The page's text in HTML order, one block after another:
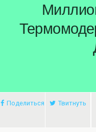
Поделиться Твитнуть